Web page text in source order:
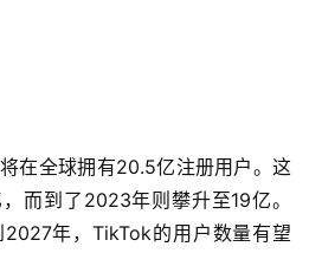
在全球拥有20.5亿注册用户。这
而到了2023年则攀升至19亿。
年，TikTok的用户数量有望